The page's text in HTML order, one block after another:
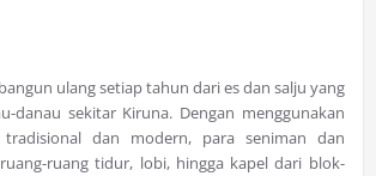
ulang setiap tahun dari es dan salju yang
danau sekitar Kiruna. Dengan menggunakan
dan modern, para seniman dan
ruang tidur, lobi, hingga kapel dari blok-